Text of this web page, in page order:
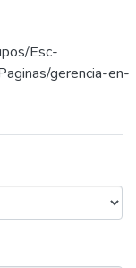
Esc-
gerencia-en-
by